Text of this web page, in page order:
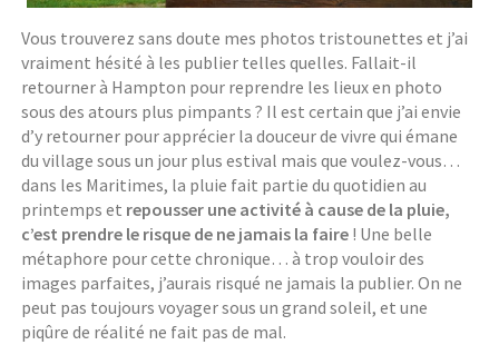
Vous trouverez sans doute mes photos tristounettes et j’ai
vraiment hésité à les publier telles quelles. Fallait-il
retourner à Hampton pour reprendre les lieux en photo
sous des atours plus pimpants ? Il est certain que j’ai envie
d’y retourner pour apprécier la douceur de vivre qui émane
du village sous un jour plus estival mais que voulez-vous…
dans les Maritimes, la pluie fait partie du quotidien au
printemps et repousser une activité à cause de la pluie,
c’est prendre le risque de ne jamais la faire ! Une belle
métaphore pour cette chronique… à trop vouloir des
images parfaites, j’aurais risqué ne jamais la publier. On ne
peut pas toujours voyager sous un grand soleil, et une
piqûre de réalité ne fait pas de mal.